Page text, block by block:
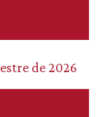
de 2026